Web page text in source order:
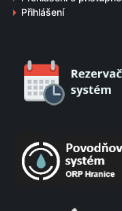
Přihlášení